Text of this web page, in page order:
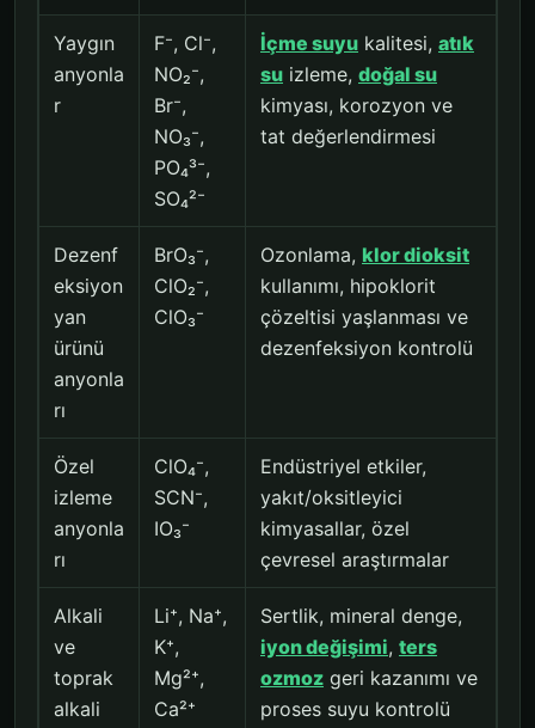
Yaygın
anyonla
r
F⁻, Cl⁻,
NO₂⁻,
Br⁻,
NO₃⁻,
PO₄³⁻,
SO₄²⁻
İçme suyu kalitesi, atık
su izleme, doğal su
kimyası, korozyon ve
tat değerlendirmesi
Dezenf
eksiyon
yan
ürünü
anyonla
rı
BrO₃⁻,
ClO₂⁻,
ClO₃⁻
Ozonlama, klor dioksit
kullanımı, hipoklorit
çözeltisi yaşlanması ve
dezenfeksiyon kontrolü
Özel
izleme
anyonla
rı
ClO₄⁻,
SCN⁻,
IO₃⁻
Endüstriyel etkiler,
yakıt/oksitleyici
kimyasallar, özel
çevresel araştırmalar
Alkali
ve
toprak
alkali
Li⁺, Na⁺,
K⁺,
Mg²⁺,
Ca²⁺
Sertlik, mineral denge,
iyon değişimi, ters
ozmoz geri kazanımı ve
proses suyu kontrolü